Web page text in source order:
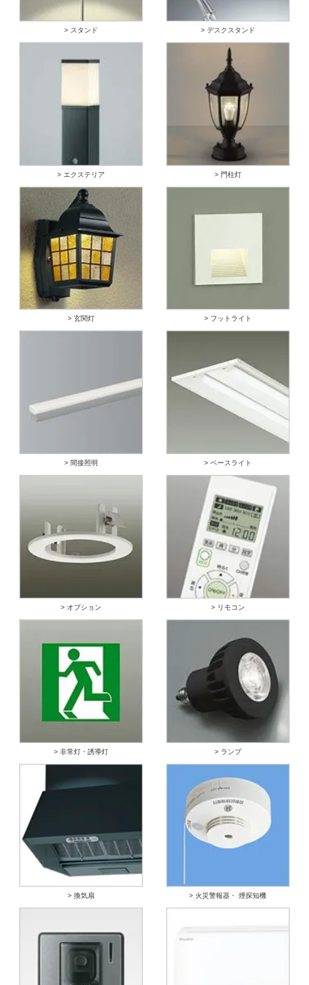
> スタンド > デスクスタンド
> エクステリア > 門柱灯
> 玄関灯 > フットライト
> 間接照明 > ベースライト
> オプション > リモコン
> 非常灯・誘導灯 > ランプ
> 換気扇 > 火災警報器・ 煙探知機